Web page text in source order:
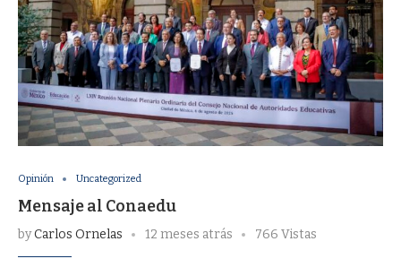
Opinión Uncategorized
Mensaje al Conaedu
byCarlos Ornelas 12 meses atrás 766 Vistas